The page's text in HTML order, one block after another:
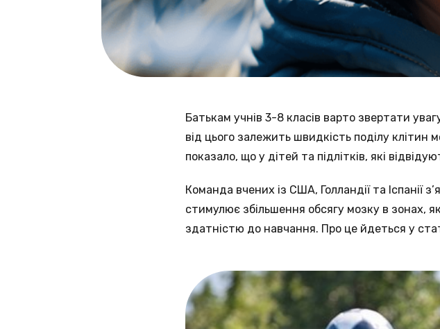
Батькам учнів 3-8 класів варто звертати
від цього залежить швидкість поділу
показало, що у дітей та підлітків, які
Команда вчених із США, Голландії та Іспанії
стимулює збільшення обсягу мозку в зонах,
здатністю до навчання. Про це йдеться у